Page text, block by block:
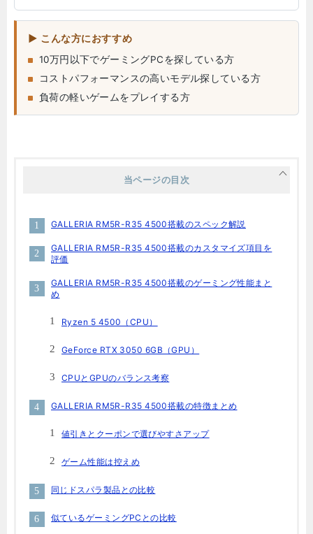
こんな方におすすめ
10万円以下でゲーミングPCを探している方
コストパフォーマンスの高いモデル探している方
負荷の軽いゲームをプレイする方
当ページの目次
GALLERIA RM5R-R35 4500搭載のスペック解説
GALLERIA RM5R-R35 4500搭載のカスタマイズ項目を
評価
GALLERIA RM5R-R35 4500搭載のゲーミング性能まと
め
Ryzen 5 4500（CPU）
GeForce RTX 3050 6GB（GPU）
CPUとGPUのバランス考察
GALLERIA RM5R-R35 4500搭載の特徴まとめ
値引きとクーポンで選びやすさアップ
ゲーム性能は控えめ
同じドスパラ製品との比較
似ているゲーミングPCとの比較